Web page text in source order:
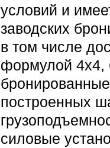
условий и
заводских
в том числе
формулой 4х4,
построенных
силовые